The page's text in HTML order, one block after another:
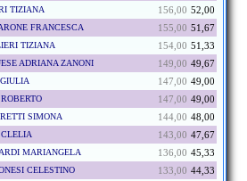
TIZIANA 156,00 52,00
FRANCESCA 155,00 51,67
TIZIANA 154,00 51,33
ADRIANA ZANONI 149,00 49,67
147,00 49,00
147,00 49,00
SIMONA 144,00 48,00
143,00 47,67
MARIANGELA 136,00 45,33
CELESTINO 133,00 44,33